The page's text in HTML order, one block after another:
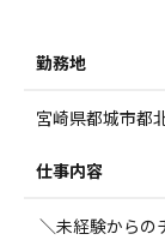
勤務地
宮崎県都城市都
仕事内容
＼未経験からの